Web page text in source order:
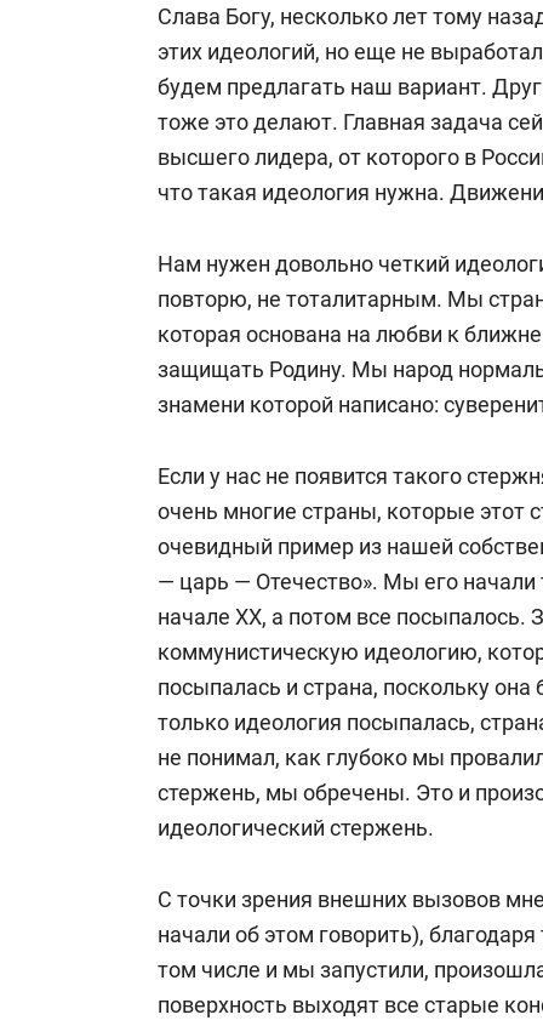
Слава Богу, несколько лет тому
этих идеологий, но еще не
будем предлагать наш вариант.
тоже это делают. Главная задача
высшего лидера, от которого в
что такая идеология нужна.
Нам нужен довольно четкий
повторю, не тоталитарным. Мы
которая основана на любви к
защищать Родину. Мы народ
знамени которой написано:
Если у нас не появится такого
очень многие страны, которые
очевидный пример из нашей
— царь — Отечество». Мы его начали
начале XX, а потом все посыпалось.
коммунистическую идеологию,
посыпалась и страна, поскольку
только идеология посыпалась,
не понимал, как глубоко мы
стержень, мы обречены. Это и
идеологический стержень.
С точки зрения внешних вызовов
начали об этом говорить),
том числе и мы запустили,
поверхность выходят все старые